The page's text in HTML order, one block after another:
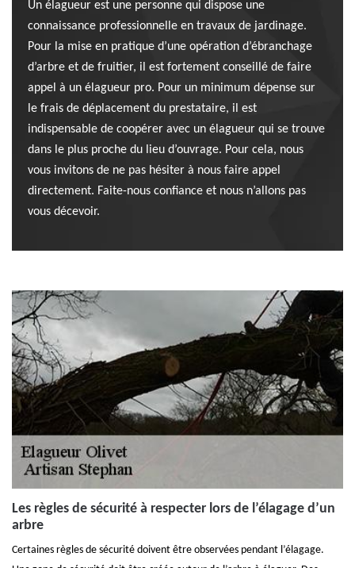
Un élagueur est une personne qui dispose une
connaissance professionnelle en travaux de jardinage.
Pour la mise en pratique d’une opération d’ébranchage
d’arbre et de fruitier, il est fortement conseillé de faire
appel à un élagueur pro. Pour un minimum dépense sur
le frais de déplacement du prestataire, il est
indispensable de coopérer avec un élagueur qui se trouve
dans le plus proche du lieu d’ouvrage. Pour cela, nous
vous invitons de ne pas hésiter à nous faire appel
directement. Faite-nous confiance et nous n’allons pas
vous décevoir.
Les règles de sécurité à respecter lors de l’élagage d’un
arbre
Certaines règles de sécurité doivent être observées pendant l’élagage.